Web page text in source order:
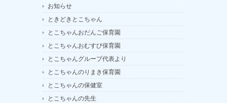
お知らせ
ときどきとこちゃん
とこちゃんおだんご保育園
とこちゃんおむすび保育園
とこちゃんグループ代表より
とこちゃんのりまき保育園
とこちゃんの保健室
とこちゃんの先生